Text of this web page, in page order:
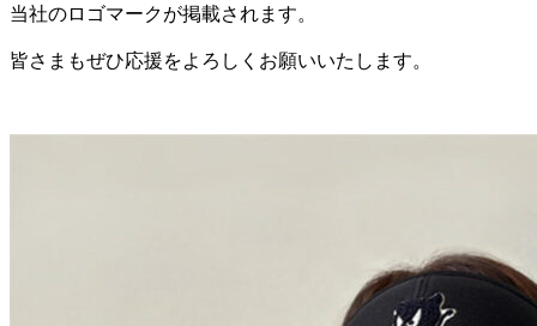
当社のロゴマークが掲載されます。
皆さまもぜひ応援をよろしくお願いいたします。